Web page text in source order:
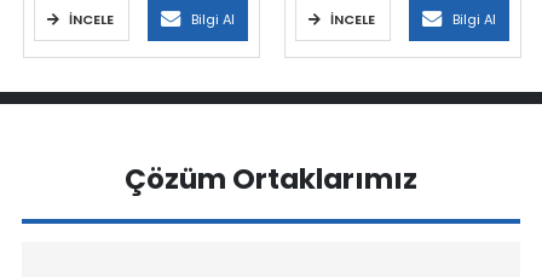
İNCELE Bilgi Al İNCELE Bilgi Al
Çözüm Ortaklarımız